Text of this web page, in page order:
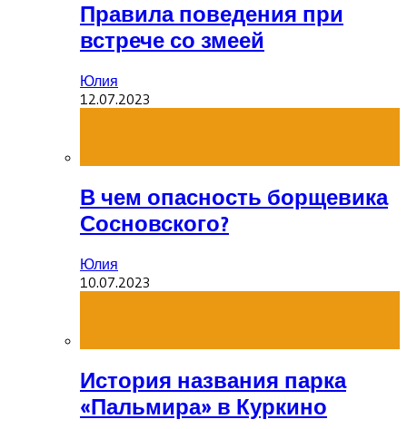
Правила поведения при
встрече со змеей
Юлия
12.07.2023
В чем опасность борщевика
Сосновского?
Юлия
10.07.2023
История названия парка
«Пальмира» в Куркино